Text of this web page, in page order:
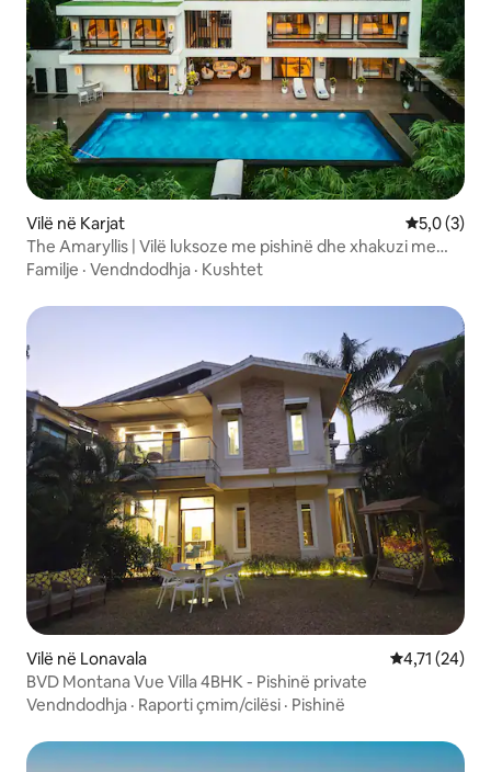
Vilë në Karjat Vlerësimi
5,0 (3)
The Amaryllis | Vilë luksoze me pishinë dhe xhakuzi me
ngrohje
Familje · Vendndodhja · Kushtet
Vilë në Lonavala Vlerësimi
4,71 (24)
BVD Montana Vue Villa 4BHK - Pishinë private
Vendndodhja · Raporti çmim/cilësi · Pishinë